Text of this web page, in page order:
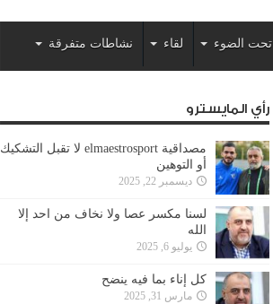
تحت الضوء لقاء نشاطات متفرقة
رأي المايسترو
مصداقية elmaestrosport لا تقبل التشكيك
أو التوهين
ديسمبر 22, 2025
لسنا مكسر عصا ولا نخاف من احد إلا
الله
يوليو 6, 2025
كل إناء بما فيه ينضح
مارس 31, 2025